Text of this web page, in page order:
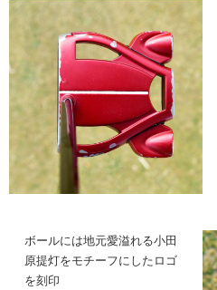
ボールには地元愛溢れる小田
原提灯をモチーフにしたロゴ
を刻印